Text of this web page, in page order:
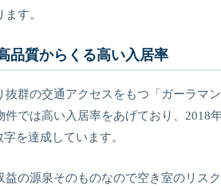
す。
品質からくる高い入居率
抜群の交通アクセスをもつ「ガーラマ
件では高い入居率をあげており、2018
字を達成しています。
益の源泉そのものなので空き室のリス